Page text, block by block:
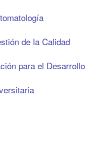
de la Calidad
para el Desarrollo